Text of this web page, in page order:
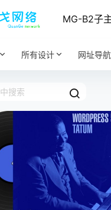
MG-B2子
所有设计 网址导航